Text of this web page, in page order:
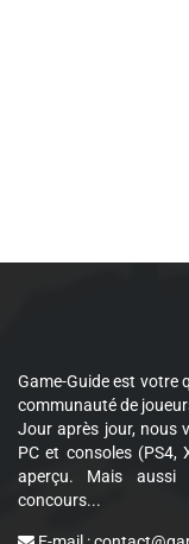
Game-Guide est votre
communauté de
Jour après jour, nous
PC et consoles
aperçu. Mais aussi
concours...